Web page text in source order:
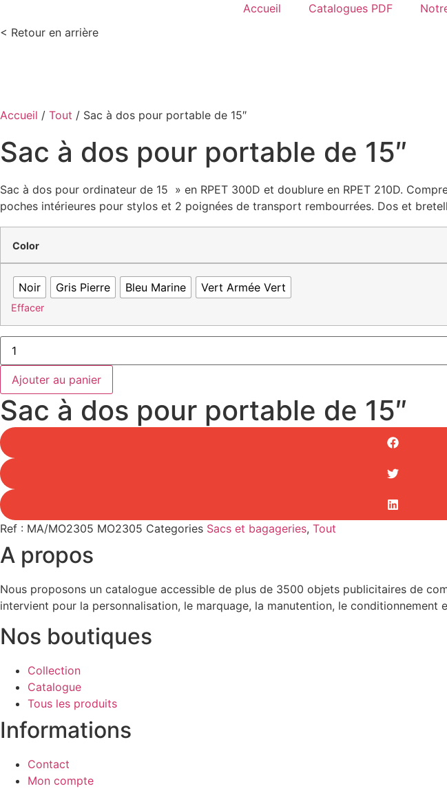
Accueil Catalogues PDF
< Retour en arrière
Accueil / Tout / Sac à dos pour portable de 15″
Sac à dos pour portable de 15″
Sac à dos pour ordinateur de 15 » en RPET 300D et doublure en RPET 210D.
poches intérieures pour stylos et 2 poignées de transport rembourrées. Dos et
Color
Noir Gris Pierre Bleu Marine Vert Armée Vert
Effacer
quantité
Sac
dos
pour
portable
de
15"
Ajouter au panier
Sac à dos pour portable de 15″
Ref : MA/MO2305 MO2305 Categories Sacs et bagageries, Tout
A propos
Nous proposons un catalogue accessible de plus de 3500 objets publicitaires de
intervient pour la personnalisation, le marquage, la manutention, le conditionnement
Nos boutiques
Collection
Catalogue
Tous les produits
Informations
Contact
Mon compte